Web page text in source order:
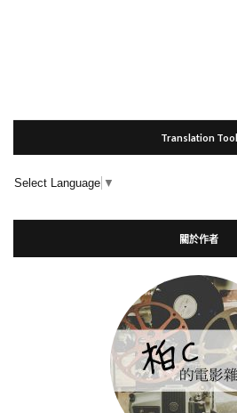
Translation Tool
Select Language ▼
關於作者